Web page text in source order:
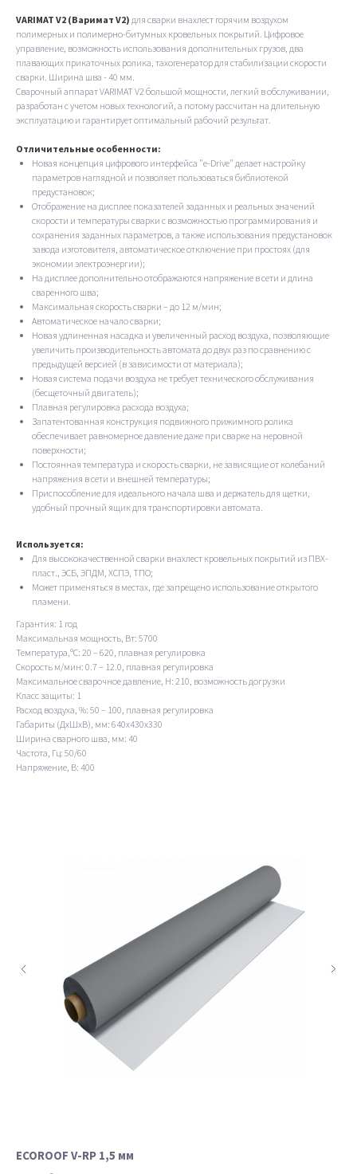
VARIMAT V2 (Варимат V2) для сварки внахлест горячим воздухом
полимерных и полимерно-битумных кровельных покрытий. Цифровое
управление, возможность использования дополнительных грузов, два
плавающих прикаточных ролика, тахогенератор для стабилизации скорости
сварки. Ширина шва - 40 мм.
Сварочный аппарат VARIMAT V2 большой мощности, легкий в обслуживании,
разработан с учетом новых технологий, а потому рассчитан на длительную
эксплуатацию и гарантирует оптимальный рабочий результат.
Отличительные особенности:
Новая концепция цифрового интерфейса "e-Drive" делает настройку
параметров наглядной и позволяет пользоваться библиотекой
предустановок;
Отображение на дисплее показателей заданных и реальных значений
скорости и температуры сварки с возможностью программирования и
сохранения заданных параметров, а также использования предустановок
завода изготовителя, автоматическое отключение при простоях (для
экономии электроэнергии);
На дисплее дополнительно отображаются напряжение в сети и длина
сваренного шва;
Максимальная скорость сварки – до 12 м/мин;
Автоматическое начало сварки;
Новая удлиненная насадка и увеличенный расход воздуха, позволяющие
увеличить производительность автомата до двух раз по сравнению с
предыдущей версией (в зависимости от материала);
Новая система подачи воздуха не требует технического обслуживания
(бесщеточный двигатель);
Плавная регулировка расхода воздуха;
Запатентованная конструкция подвижного прижимного ролика
обеспечивает равномерное давление даже при сварке на неровной
поверхности;
Постоянная температура и скорость сварки, не зависящие от колебаний
напряжения в сети и внешней температуры;
Приспособление для идеального начала шва и держатель для щетки,
удобный прочный ящик для транспортировки автомата.
Используется:
Для высококачественной сварки внахлест кровельных покрытий из ПВХ-
пласт., ЭСБ, ЭПДМ, ХСПЭ, ТПО;
Может применяться в местах, где запрещено использование открытого
пламени.
Гарантия: 1 год
Максимальная мощность, Вт: 5700
Температура,ºC: 20 – 620, плавная регулировка
Скорость м/мин: 0.7 – 12.0, плавная регулировка
Максимальное сварочное давление, Н: 210, возможность догрузки
Класс защиты: 1
Расход воздуха, %: 50 – 100, плавная регулировка
Габариты (ДхШхВ), мм: 640x430x330
Ширина сварного шва, мм: 40
Частота, Гц: 50/60
Напряжение, В: 400
ECOROOF V-RP 1,5 мм